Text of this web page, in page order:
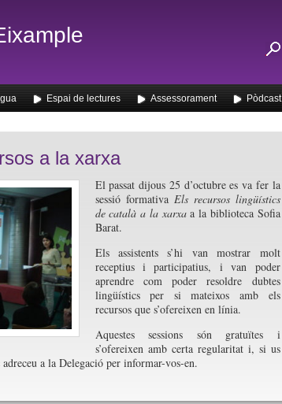
Espai de lectures Assessorament Pòdcast
a la xarxa
El passat dijous 25 d’octubre es va fer la
sessió formativa Els recursos lingüístics
de català a la xarxaa la biblioteca Sofia
Barat.
Els assistents s’hi van mostrar molt
receptius i participatius, i van poder
aprendre com poder resoldre dubtes
lingüístics per si mateixos amb els
recursos que s’ofereixen en línia.
Aquestes sessions són gratuïtes i
s’ofereixen amb certa regularitat i, si us
a la Delegació per informar-vos-en.